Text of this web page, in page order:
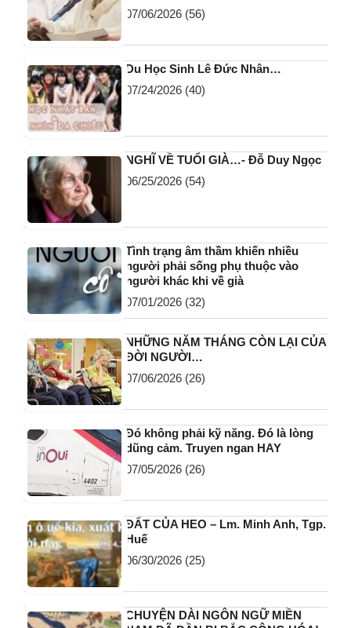
07/06/2026 (56)
Du Học Sinh Lê Đức Nhân…
07/24/2026 (40)
NGHĨ VỀ TUỔI GIÀ…- Đỗ Duy Ngọc
06/25/2026 (54)
Tình trạng âm thầm khiến nhiều
người phải sống phụ thuộc vào
người khác khi về già
07/01/2026 (32)
NHỮNG NĂM THÁNG CÒN LẠI CỦA
ĐỜI NGƯỜI…
07/06/2026 (26)
Đó không phải kỹ năng. Đó là lòng
dũng cảm. Truyen ngan HAY
07/05/2026 (26)
ĐẤT CỦA HEO – Lm. Minh Anh, Tgp.
Huế
06/30/2026 (25)
CHUYỆN DÀI NGÔN NGỮ MIỀN